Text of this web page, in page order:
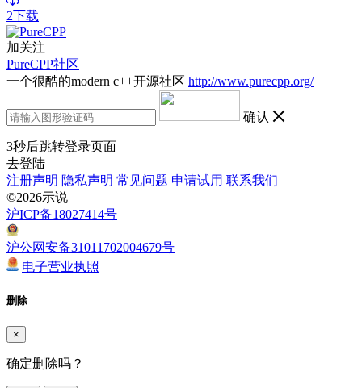
2下载
加关注
PureCPP社区
一个很酷的modern c++开源社区 http://www.purecpp.org/
确认
3秒后跳转登录页面
去登陆
注册声明 隐私声明 常见问题 申请试用 联系我们
©2026示说
沪ICP备18027414号
沪公网安备31011702004679号
电子营业执照
删除
×
确定删除吗？